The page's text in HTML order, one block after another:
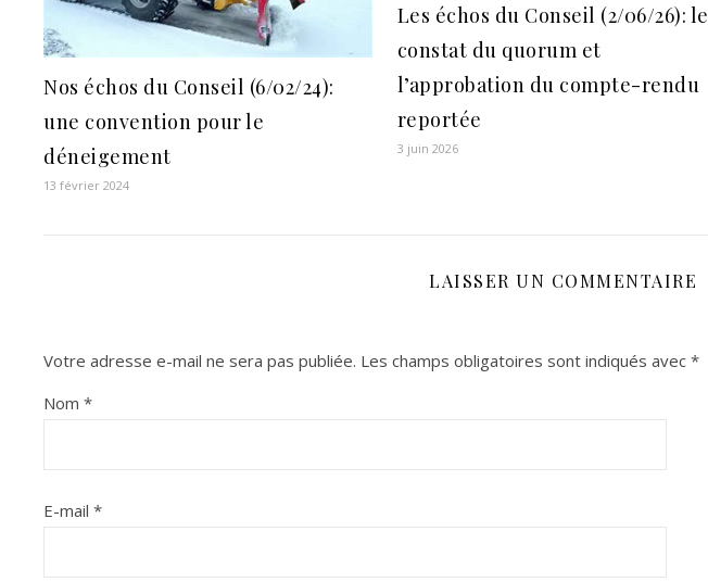
Nos échos du Conseil (6/02/24):
une convention pour le
déneigement
13 février 2024
Les échos du Conseil (2/06/26): le
constat du quorum et
l’approbation du compte-rendu
reportée
3 juin 2026
LAISSER UN COMMENTAIRE
Votre adresse e-mail ne sera pas publiée. Les champs obligatoires sont indiqués avec *
Nom *
E-mail *